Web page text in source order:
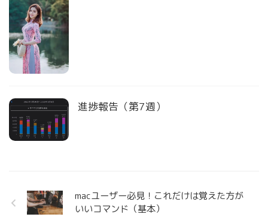
進捗報告（第7週）
macユーザー必見！これだけは覚えた方が
いいコマンド（基本）